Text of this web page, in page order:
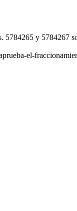
y 5784267
el-